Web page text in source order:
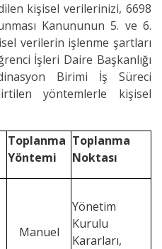
kişisel verilerinizi, 6698
Kanununun 5. ve 6.
verilerin işlenme şartları
İşleri Daire Başkanlığı
Birimi İş Süreci
yöntemlerle kişisel
Toplanma
Yöntemi
Toplanma
Noktası
Manuel
Yönetim
Kurulu
Kararları,